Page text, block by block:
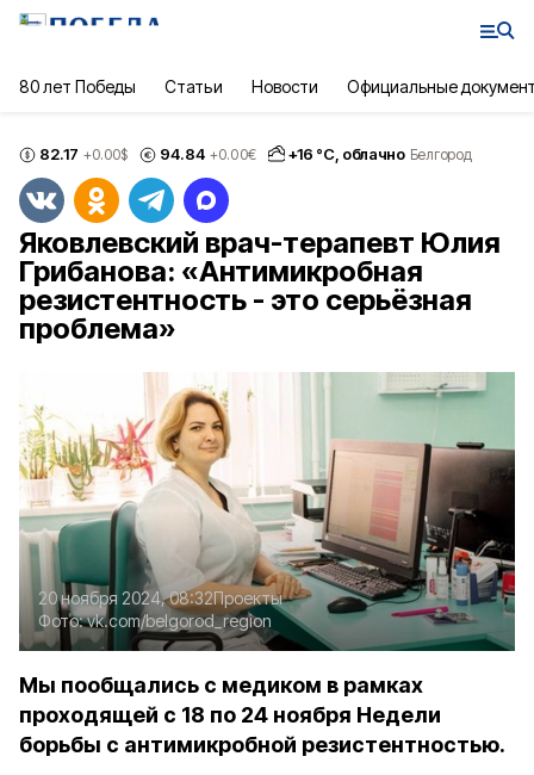
80 лет Победы Статьи Новости Официальные
82.17 +0.00$ 94.84 +0.00€ +16 °С, облачно Белгород
Яковлевский врач-терапевт Юлия
Грибанова: «Антимикробная
резистентность - это серьёзная
проблема»
20 ноября 2024, 08:32Проекты
Фото:vk.com/belgorod_region
Мы пообщались с медиком в рамках
проходящей с 18 по 24 ноября Недели
борьбы с антимикробной резистентностью.